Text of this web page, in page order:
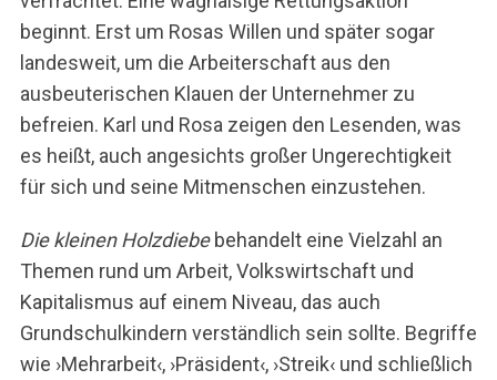
beginnt. Erst um Rosas Willen und später sogar
landesweit, um die Arbeiterschaft aus den
ausbeuterischen Klauen der Unternehmer zu
befreien. Karl und Rosa zeigen den Lesenden, was
es heißt, auch angesichts großer Ungerechtigkeit
für sich und seine Mitmenschen einzustehen.
Die kleinen Holzdiebebehandelt eine Vielzahl an
Themen rund um Arbeit, Volkswirtschaft und
Kapitalismus auf einem Niveau, das auch
Grundschulkindern verständlich sein sollte. Begriffe
wie ›Mehrarbeit‹, ›Präsident‹, ›Streik‹ und schließlich